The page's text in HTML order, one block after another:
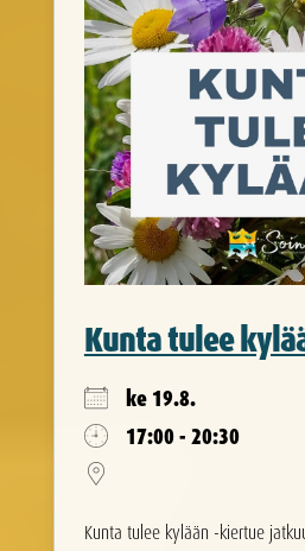
Kunta tulee
ke 19.8.
17:00 - 20:30
Kunta tulee kylään -kiertue